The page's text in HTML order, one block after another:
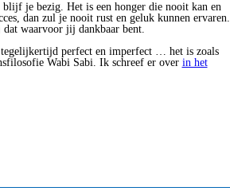
je bezig. Het is een honger die nooit kan en
dan zul je nooit rust en geluk kunnen ervaren.
waarvoor jij dankbaar bent.
perfect en imperfect … het is zoals
Wabi Sabi. Ik schreef er over in het